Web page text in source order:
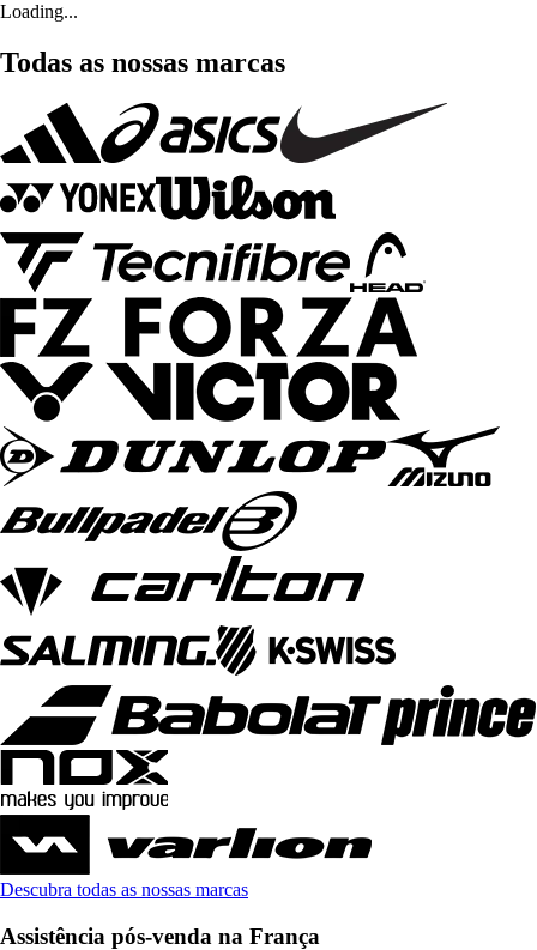
Loading...
Todas as nossas marcas
Descubra todas as nossas marcas
Assistência pós-venda na França